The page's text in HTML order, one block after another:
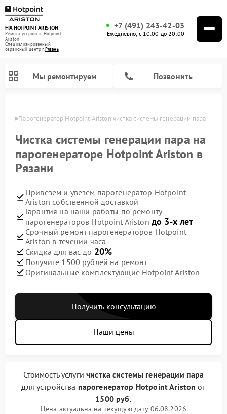
FIX-HOTPOINT ARISTON
Ремонт устройств Hotpoint
Ariston
Специализированный
cервисный центр г.Рязань
+7 (491) 243-42-03
Ежедневно, с 10:00 до 20:00
Мы ремонтируем Позвонить
Парогенератор Hotpoint Ariston чистка системы генерации пара
Чистка системы генерации пара на
парогенераторе Hotpoint Ariston в
Рязани
Привезем и увезем парогенератор Hotpoint
Ariston собственной доставкой
Гарантия на наши работы по ремонту
парогенераторов Hotpoint Ariston до 3-х лет
Срочный ремонт парогенераторов Hotpoint
Ariston в течении часа
Скидка для вас до 20%
Получите 1500 рублей на ремонт
Оригинальные комплектующие Hotpoint Ariston
Получить консультацию
Наши цены
Стоимость услугичистка системы генерации пара
для устройства парогенератор Hotpoint Ariston от
1500 руб.
Цена актуальна на текущую дату 06.08.2026